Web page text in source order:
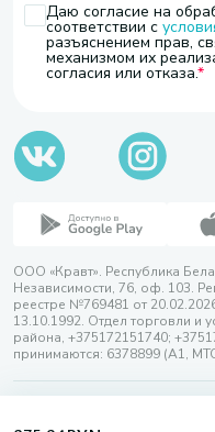
Даю согласие на
соответствии с
разъяснением прав,
механизмом их
согласия или отказа.
ООО «Кравт». Республика
Независимости, 76, оф. 103.
реестре №769481 от
13.10.1992. Отдел торговли и
района, +375172151740;
принимаются: 6378899 (А1,